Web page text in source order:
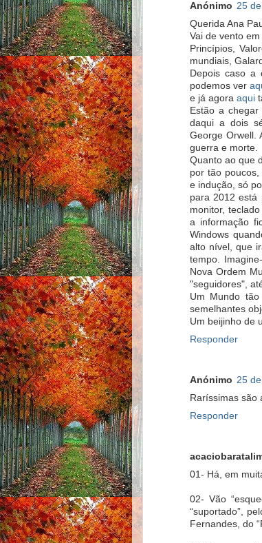
Anónimo 25
Querida Ana
Vai de vento
Princípios,
mundiais,
Depois caso a
podemos ver
e já agora aqui
Estão a
daqui a dois
George Orwell.
guerra e morte.
Quanto ao que
por tão
e indução, só
para 2012 está
monitor,
a informação
Windows
alto nível, que
tempo.
Nova Ordem
"seguidores",
Um Mundo
semelhantes
Um beijinho de
Responder
Anónimo 25
Raríssimas são
Responder
01- Há, em
02- Vão
“suportado”,
Fernandes, do